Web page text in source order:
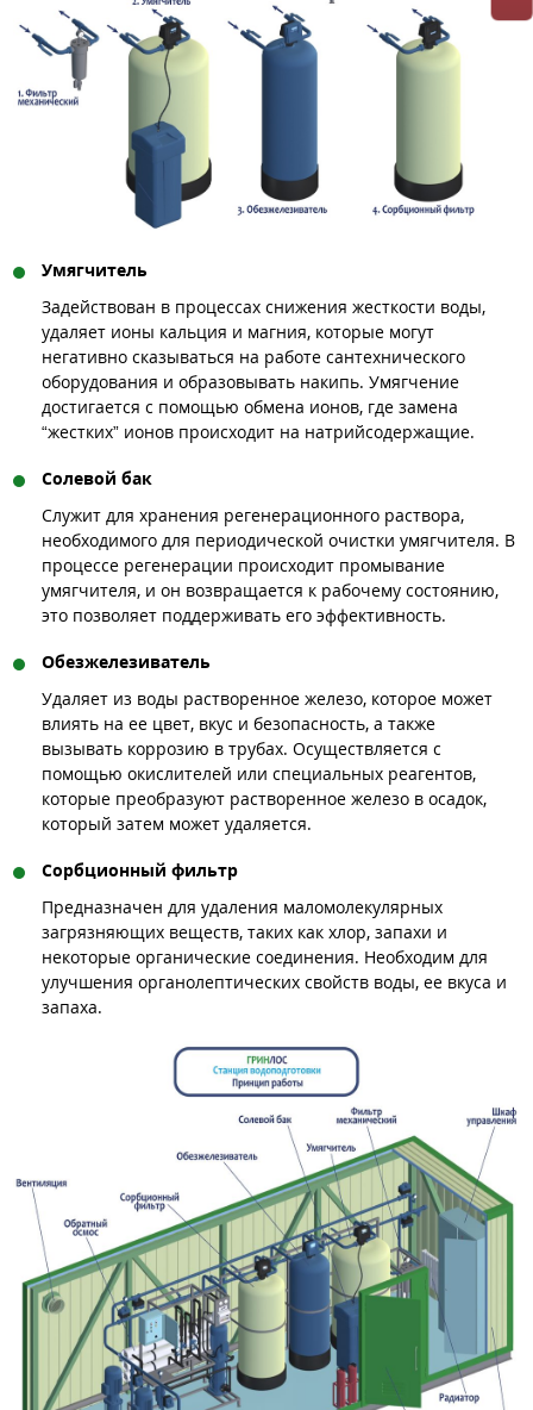
Умягчитель
Задействован в процессах снижения жесткости воды,
удаляет ионы кальция и магния, которые могут
негативно сказываться на работе сантехнического
оборудования и образовывать накипь. Умягчение
достигается с помощью обмена ионов, где замена
“жестких” ионов происходит на натрийсодержащие.
Солевой бак
Служит для хранения регенерационного раствора,
необходимого для периодической очистки умягчителя. В
процессе регенерации происходит промывание
умягчителя, и он возвращается к рабочему состоянию,
это позволяет поддерживать его эффективность.
Обезжелезиватель
Удаляет из воды растворенное железо, которое может
влиять на ее цвет, вкус и безопасность, а также
вызывать коррозию в трубах. Осуществляется с
помощью окислителей или специальных реагентов,
которые преобразуют растворенное железо в осадок,
который затем может удаляется.
Сорбционный фильтр
Предназначен для удаления маломолекулярных
загрязняющих веществ, таких как хлор, запахи и
некоторые органические соединения. Необходим для
улучшения органолептических свойств воды, ее вкуса и
запаха.